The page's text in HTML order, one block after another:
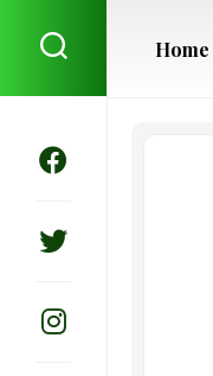
content
Home